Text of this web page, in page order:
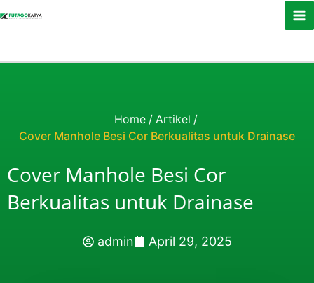
Home / Artikel /
Cover Manhole Besi Cor Berkualitas untuk Drainase
Cover Manhole Besi Cor
Berkualitas untuk Drainase
admin April 29, 2025